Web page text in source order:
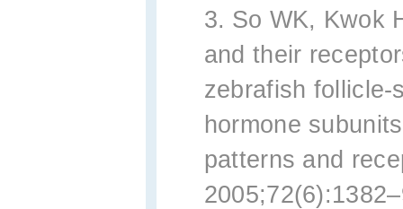
3. So WK, Kwok
and their
zebrafish follicle-
hormone
patterns and